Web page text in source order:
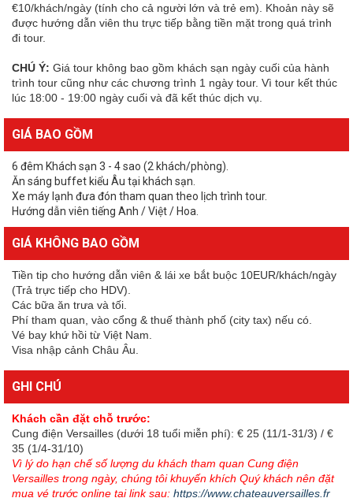
€10/khách/ngày (tính cho cả người lớn và trẻ em). Khoản này sẽ
được hướng dẫn viên thu trực tiếp bằng tiền mặt trong quá trình
đi tour.
CHÚ Ý: Giá tour không bao gồm khách sạn ngày cuối của hành
trình tour cũng như các chương trình 1 ngày tour. Vì tour kết thúc
lúc 18:00 - 19:00 ngày cuối và đã kết thúc dịch vụ.
GIÁ BAO GỒM
6 đêm Khách sạn 3 - 4 sao (2 khách/phòng).
Ăn sáng buffet kiểu Âu tại khách sạn.
Xe máy lạnh đưa đón tham quan theo lịch trình tour.
Hướng dẫn viên tiếng Anh / Việt / Hoa.
GIÁ KHÔNG BAO GỒM
Tiền tip cho hướng dẫn viên & lái xe bắt buộc 10EUR/khách/ngày
(Trả trực tiếp cho HDV).
Các bữa ăn trưa và tối.
Phí tham quan, vào cổng & thuế thành phố (city tax) nếu có.
Vé bay khứ hồi từ Việt Nam.
Visa nhập cảnh Châu Âu.
GHI CHÚ
Khách cần đặt chỗ trước:
Cung điện Versailles (dưới 18 tuổi miễn phí): € 25 (11/1-31/3) / €
35 (1/4-31/10)
Vì lý do hạn chế số lượng du khách tham quan Cung điện
Versailles trong ngày, chúng tôi khuyến khích Quý khách nên đặt
mua vé trước online tại link sau: https://www.chateauversailles.fr